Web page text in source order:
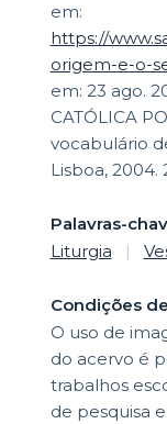
em:
https://
origem-e-o-
em: 23 ago.
CATÓLICA
vocabulário
Lisboa, 2004.
Palavras-
Liturgia
|
Condições
O uso de
do acervo é
trabalhos
de pesquisa